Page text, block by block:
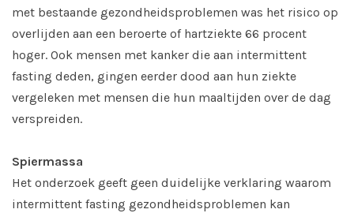
met bestaande gezondheidsproblemen was het risico op
overlijden aan een beroerte of hartziekte 66 procent
hoger. Ook mensen met kanker die aan intermittent
fasting deden, gingen eerder dood aan hun ziekte
vergeleken met mensen die hun maaltijden over de dag
verspreiden.
Spiermassa
Het onderzoek geeft geen duidelijke verklaring waarom
intermittent fasting gezondheidsproblemen kan